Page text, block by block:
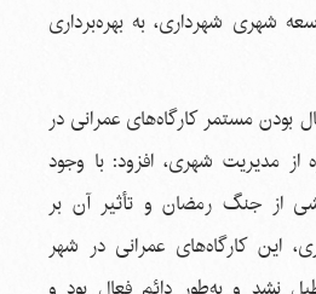
شهری شهرداری، به بهره‌برداری
بودن مستمر کارگاه‌های عمرانی در
مدیریت شهری، افزود: با وجود
از جنگ رمضان و تأثیر آن بر
این کارگاه‌های عمرانی در شهر